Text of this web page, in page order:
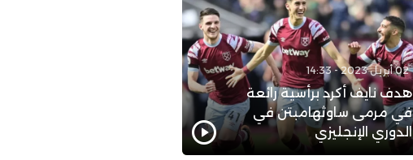
02 أبريل 2023 - 14:33
هدف نايف أكرد برأسية رائعة
في مرمى ساوثهامبتن في
الدوري الإنجليزي